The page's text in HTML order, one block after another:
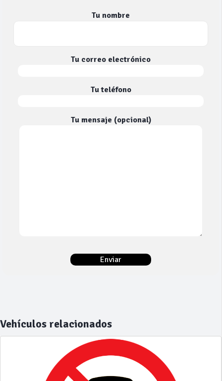
Tu nombre
Tu correo electrónico
Tu teléfono
Tu mensaje (opcional)
Vehículos relacionados